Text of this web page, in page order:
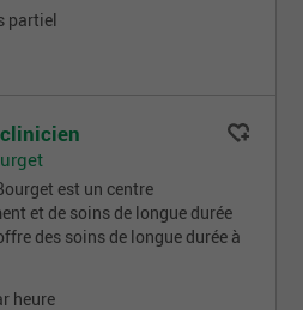
partiel
est un centre
et de soins de longue durée
des soins de longue durée à
heure